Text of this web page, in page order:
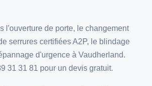
l'ouverture de porte, le changement
serrures certifiées A2P, le blindage
d'urgence à Vaudherland.
31 31 81 pour un devis gratuit.